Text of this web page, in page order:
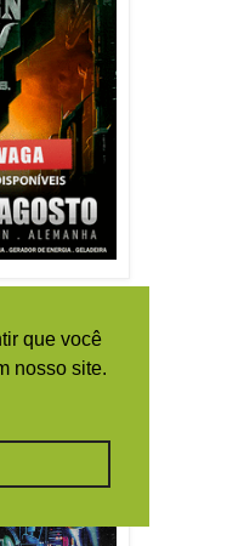
que você
nosso site.